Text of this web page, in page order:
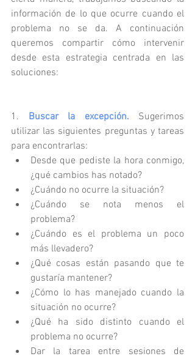
información de lo que ocurre cuando el
problema no se da. A continuación
queremos compartir cómo intervenir
desde esta estrategia centrada en las
soluciones:
1. Buscar la excepción. Sugerimos
utilizar las siguientes preguntas y tareas
para encontrarlas:
Desde que pediste la hora conmigo,
¿qué cambios has notado?
¿Cuándo no ocurre la situación?
¿Cuándo se nota menos el
problema?
¿Cuándo es el problema un poco
más llevadero?
¿Qué cosas están pasando que te
gustaría mantener?
¿Cómo lo has manejado cuando la
situación no ocurre?
¿Qué ha sido distinto cuando el
problema no ocurre?
Dar la tarea entre sesiones de